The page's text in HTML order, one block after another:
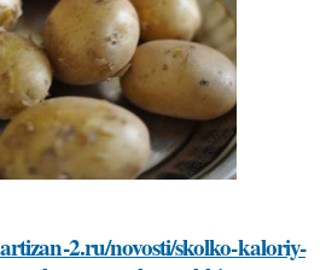
2.ru/novosti/skolko-kaloriy-